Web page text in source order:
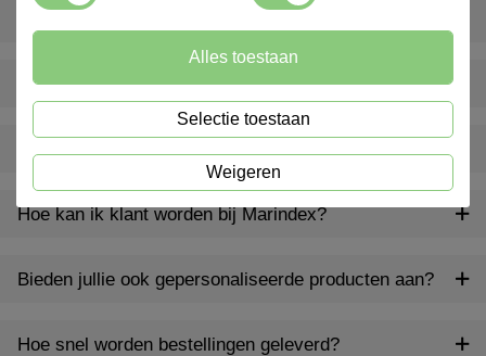
Levert Marindex ook buiten Nederland?
Hoe kan ik klant worden bij Marindex?
Bieden jullie ook gepersonaliseerde producten aan?
Hoe snel worden bestellingen geleverd?
Weigeren
Selectie toestaan
Alles toestaan